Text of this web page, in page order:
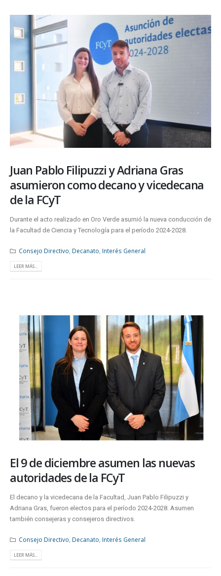
Juan Pablo Filipuzzi y Adriana Gras
asumieron como decano y vicedecana
de la FCyT
Durante el acto realizado en Oro Verde asumió la nueva conducción de
la Facultad de Ciencia y Tecnología para el período 2024-2028.
Consejo Directivo Decanato Interés General
LEER MÁS...
El 9 de diciembre asumen las nuevas
autoridades de la FCyT
El decano y la vicedecana de la Facultad, Juan Pablo Filipuzzi y
Adriana Gras, fueron electos para el período 2024-2028. Asumen
también consejeras y consejeros directivos.
Consejo Directivo Decanato Interés General
LEER MÁS...